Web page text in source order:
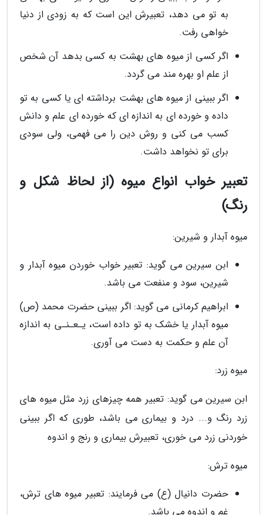
به تو می دهد، تعبیرش این است که به زودی از دنیا
خواهی رفت.
اگر کسی از میوه های بهشت به کسی بدهد آن شخص
از علم او بهره مند می گردد.
اگر ببینی از میوه های بهشت برداشته ای یا کسی به تو
داده و خورده ای به اندازه ای که خورده ای علم و دانش
کسب می کنی و روش دین را می فهمی، ولی سودی
برای تو نخواهد داشت.
تعبیر خواب انواع میوه (از لحاظ شکل و
رنگ)
میوه آبدار و شیرین:
ابن سیرین می گوید: تعبیر خواب خوردن میوه آبدار و
شیرین، سود و منفعت می باشد.
ابراهیم کرمانی می گوید: اگر ببینی حضرت محمد (ص)
میوه آبدار یا خشک به تو داده است، یـعـنـی به اندازه
آن علم و حکمت به دست می آوری.
میوه زرد:
ابن سیرین می گوید: تعبیر همه چیزهای زرد مثل میوه های
زرد رنگ و... درد و بیماری می باشد، طوری که اگر ببینی
خوردنی زرد می خوری، تعبیرش بیماری و رنج و اندوه
میوه ترش:
حضرت دانیال (ع) می فرمایند: تعبیر میوه های ترش،
غم و اندوه می باشد.